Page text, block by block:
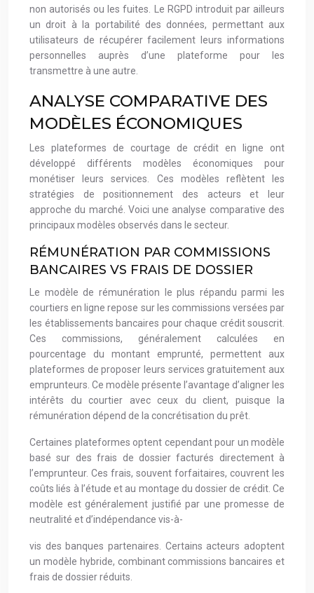
non autorisés ou les fuites. Le RGPD introduit par ailleurs
un droit à la portabilité des données, permettant aux
utilisateurs de récupérer facilement leurs informations
personnelles auprès d’une plateforme pour les
transmettre à une autre.
ANALYSE COMPARATIVE DES
MODÈLES ÉCONOMIQUES
Les plateformes de courtage de crédit en ligne ont
développé différents modèles économiques pour
monétiser leurs services. Ces modèles reflètent les
stratégies de positionnement des acteurs et leur
approche du marché. Voici une analyse comparative des
principaux modèles observés dans le secteur.
RÉMUNÉRATION PAR COMMISSIONS
BANCAIRES VS FRAIS DE DOSSIER
Le modèle de rémunération le plus répandu parmi les
courtiers en ligne repose sur les commissions versées par
les établissements bancaires pour chaque crédit souscrit.
Ces commissions, généralement calculées en
pourcentage du montant emprunté, permettent aux
plateformes de proposer leurs services gratuitement aux
emprunteurs. Ce modèle présente l’avantage d’aligner les
intérêts du courtier avec ceux du client, puisque la
rémunération dépend de la concrétisation du prêt.
Certaines plateformes optent cependant pour un modèle
basé sur des frais de dossier facturés directement à
l’emprunteur. Ces frais, souvent forfaitaires, couvrent les
coûts liés à l’étude et au montage du dossier de crédit. Ce
modèle est généralement justifié par une promesse de
neutralité et d’indépendance vis-à-
vis des banques partenaires. Certains acteurs adoptent
un modèle hybride, combinant commissions bancaires et
frais de dossier réduits.